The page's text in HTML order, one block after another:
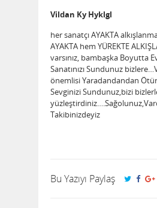
Vildan Ky Hyklgl
her sanatçı AYAKTA
AYAKTA hem YÜREKTE
varsınız, bambaşka Boyutta
Sanatınızı Sundunuz
önemlisi Yaradandandan
Sevginizi Sundunuz,bizi
Takibinizdeyiz
Bu Yazıyı Paylaş